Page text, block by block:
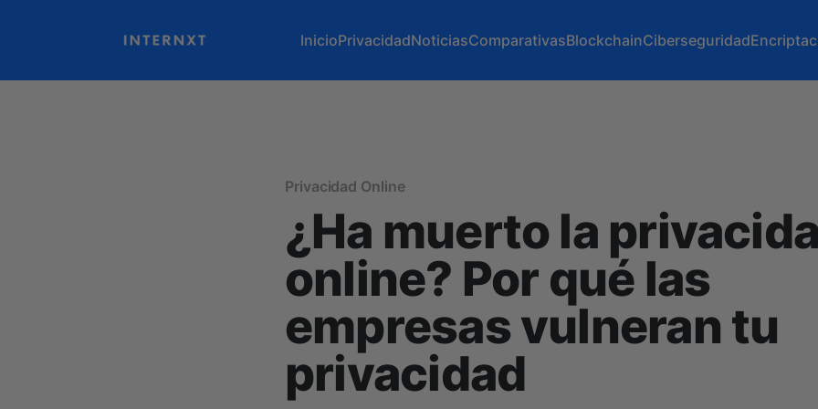
InicioPrivacidadNoticiasComparativasBlockchainCiberseguridad
Privacidad Online
¿Ha muerto la
online? Por qué las
empresas vulneran tu
privacidad